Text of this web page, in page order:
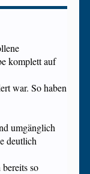
komplett auf
war. So haben
umgänglich
deutlich
so